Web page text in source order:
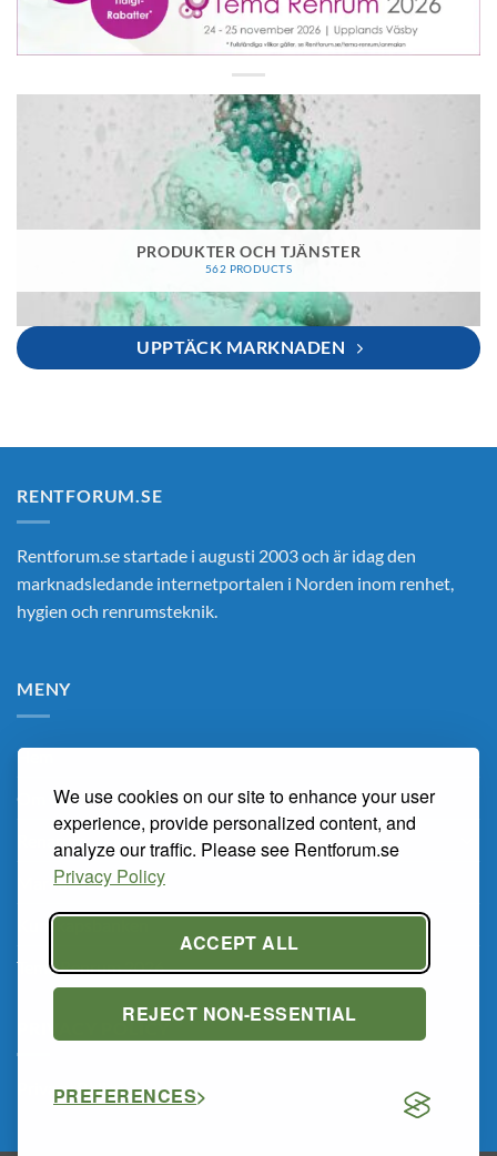
We use cookies on our site to enhance your user
experience, provide personalized content, and
analyze our traffic. Please see Rentforum.se
Privacy Policy
ACCEPT ALL
REJECT NON-ESSENTIAL
PREFERENCES
PRODUKTER OCH TJÄNSTER
562 PRODUCTS
UPPTÄCK MARKNADEN
RENTFORUM.SE
Rentforum.se startade i augusti 2003 och är idag den
marknadsledande internetportalen i Norden inom renhet,
hygien och renrumsteknik.
MENY
Hem
Om Oss
Renarum
Marknaden
Kunskapsbanken
Tema Renrum 2026
PRIVACY POLICY
Privacy Policy